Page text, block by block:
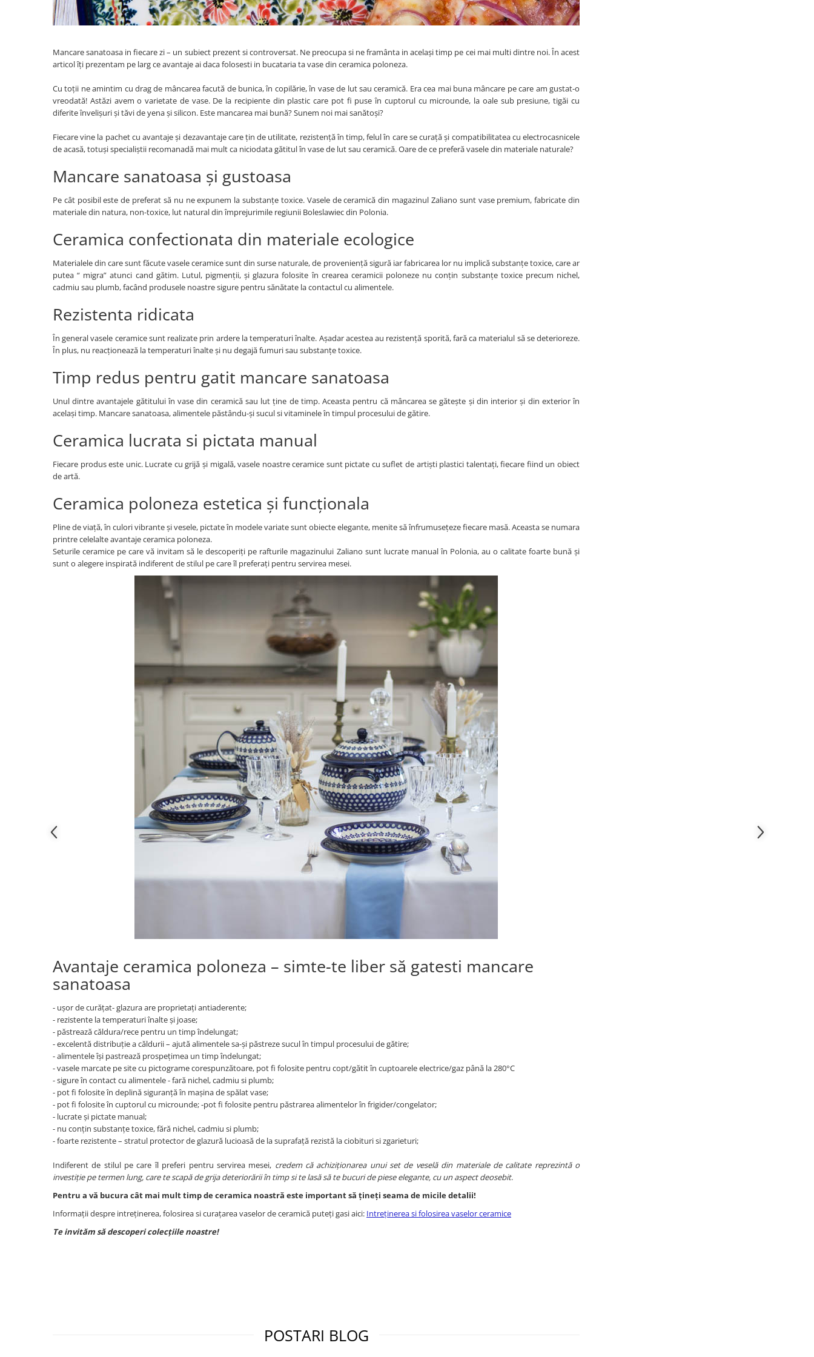
Colectia Wild Hearts
Colectia Blue Spring
Mancare sanatoasa in fiecare zi – un subiect prezent si controversat. Ne preocupa si ne framânta in același timp pe cei mai multi dintre noi. În acest
articol îți prezentam pe larg ce avantaje ai daca folosesti in bucataria ta vase din ceramica poloneza.
Cu toții ne amintim cu drag de mâncarea facută de bunica, în copilărie, în vase de lut sau ceramică. Era cea mai buna mâncare pe care am gustat-o
vreodată! Astăzi avem o varietate de vase. De la recipiente din plastic care pot fi puse în cuptorul cu microunde, la oale sub presiune, tigăi cu
diferite învelișuri și tăvi de yena și silicon. Este mancarea mai bună? Sunem noi mai sanătoși?
Fiecare vine la pachet cu avantaje și dezavantaje care țin de utilitate, rezistență în timp, felul în care se curață și compatibilitatea cu electrocasnicele
de acasă, totuși specialiștii recomanadă mai mult ca niciodata gătitul în vase de lut sau ceramică. Oare de ce preferă vasele din materiale naturale?
Mancare sanatoasa și gustoasa
Pe cât posibil este de preferat să nu ne expunem la substanțe toxice. Vasele de ceramică din magazinul Zaliano sunt vase premium, fabricate din
materiale din natura, non-toxice, lut natural din împrejurimile regiunii Boleslawiec din Polonia.
Ceramica confectionata din materiale ecologice
Materialele din care sunt făcute vasele ceramice sunt din surse naturale, de proveniență sigură iar fabricarea lor nu implică substanțe toxice, care ar
putea “ migra” atunci cand gătim. Lutul, pigmenții, și glazura folosite în crearea ceramicii poloneze nu conțin substanțe toxice precum nichel,
cadmiu sau plumb, facând produsele noastre sigure pentru sănătate la contactul cu alimentele.
Rezistenta ridicata
În general vasele ceramice sunt realizate prin ardere la temperaturi înalte. Așadar acestea au rezistență sporită, fară ca materialul să se deterioreze.
În plus, nu reacționează la temperaturi înalte și nu degajă fumuri sau substanțe toxice.
Timp redus pentru gatit mancare sanatoasa
Unul dintre avantajele gătitului în vase din ceramică sau lut ține de timp. Aceasta pentru că mâncarea se gătește și din interior și din exterior în
același timp. Mancare sanatoasa, alimentele păstându-și sucul si vitaminele în timpul procesului de gătire.
Ceramica lucrata si pictata manual
Fiecare produs este unic. Lucrate cu grijă și migală, vasele noastre ceramice sunt pictate cu suflet de artiști plastici talentați, fiecare fiind un obiect
de artă.
Ceramica poloneza estetica și funcționala
Pline de viață, în culori vibrante și vesele, pictate în modele variate sunt obiecte elegante, menite să înfrumusețeze fiecare masă. Aceasta se numara
printre celelalte avantaje ceramica poloneza.
Seturile ceramice pe care vă invitam să le descoperiți pe rafturile magazinului Zaliano sunt lucrate manual în Polonia, au o calitate foarte bună și
sunt o alegere inspirată indiferent de stilul pe care îl preferați pentru servirea mesei.
Avantaje ceramica poloneza – simte-te liber să gatesti mancare
sanatoasa
- ușor de curățat- glazura are proprietați antiaderente;
- rezistente la temperaturi înalte și joase;
- păstrează căldura/rece pentru un timp îndelungat;
- excelentă distribuție a căldurii – ajută alimentele sa-și păstreze sucul în timpul procesului de gătire;
- alimentele își pastrează prospețimea un timp îndelungat;
- vasele marcate pe site cu pictograme corespunzătoare, pot fi folosite pentru copt/gătit în cuptoarele electrice/gaz până la 280°C
- sigure în contact cu alimentele - fară nichel, cadmiu si plumb;
- pot fi folosite în deplină siguranță în mașina de spălat vase;
- pot fi folosite în cuptorul cu microunde; -pot fi folosite pentru păstrarea alimentelor în frigider/congelator;
- lucrate și pictate manual;
- nu conțin substanțe toxice, fără nichel, cadmiu si plumb;
- foarte rezistente – stratul protector de glazură lucioasă de la suprafață rezistă la ciobituri si zgarieturi;
Indiferent de stilul pe care îl preferi pentru servirea mesei, credem că achiziționarea unui set de veselă din materiale de calitate reprezintă o
investiție pe termen lung, care te scapă de grija deteriorării în timp si te lasă să te bucuri de piese elegante, cu un aspect deosebit.
Pentru a vă bucura cât mai mult timp de ceramica noastră este important să țineți seama de micile detalii!
Informații despre intreținerea, folosirea si curațarea vaselor de ceramică puteți gasi aici: Intreținerea si folosirea vaselor ceramice
Te invităm să descoperi colecțiile noastre!
POSTARI BLOG